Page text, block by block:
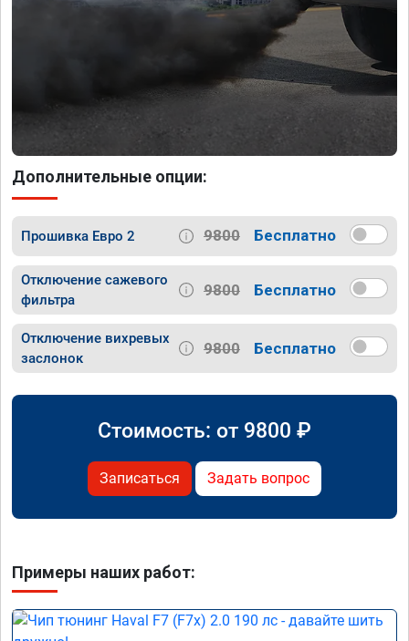
Дополнительные опции:
Прошивка Евро 2 9800 Бесплатно
Отключение сажевого
фильтра
9800 Бесплатно
Отключение вихревых
заслонок
9800 Бесплатно
Стоимость: от 9800 ₽
Записаться Задать вопрос
Примеры наших работ: